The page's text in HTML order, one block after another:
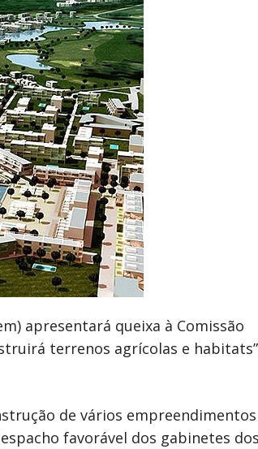
apresentará queixa à Comissão
terrenos agrícolas e
de vários
favorável dos gabinetes dos